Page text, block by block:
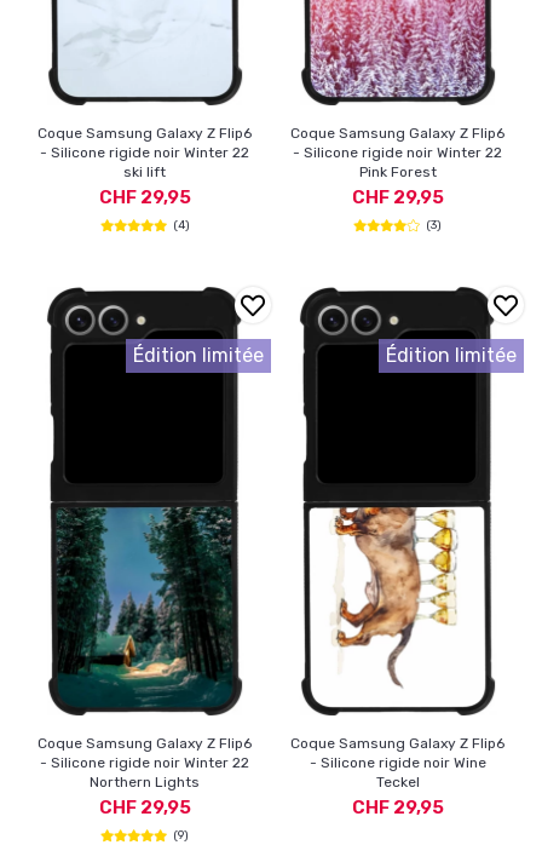
Coque Samsung Galaxy Z Flip6
- Silicone rigide noir Winter 22
ski lift
CHF 29,95
(4)
Coque Samsung Galaxy Z Flip6
- Silicone rigide noir Winter 22
Pink Forest
CHF 29,95
(3)
Coque Samsung Galaxy Z Flip6
- Silicone rigide noir Winter 22
Northern Lights
CHF 29,95
(9)
Édition limitée
Coque Samsung Galaxy Z Flip6
- Silicone rigide noir Wine
Teckel
CHF 29,95
Édition limitée